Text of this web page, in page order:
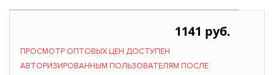
1141 руб.
ПРОСМОТР ОПТОВЫХ ЦЕН ДОСТУПЕН
АВТОРИЗИРОВАННЫМ ПОЛЬЗОВАТЕЛЯМ ПОСЛЕ